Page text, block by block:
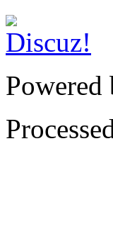
Powered